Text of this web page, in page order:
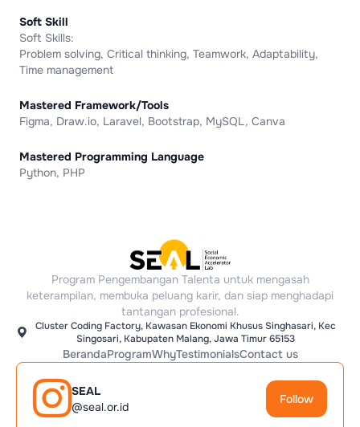
Soft Skill
Soft Skills:
Problem solving, Critical thinking, Teamwork, Adaptability,
Time management
Mastered Framework/Tools
Figma, Draw.io, Laravel, Bootstrap, MySQL, Canva
Mastered Programming Language
Python, PHP
Program Pengembangan Talenta untuk mengasah
keterampilan, membuka peluang karir, dan siap menghadapi
tantangan profesional.
Cluster Coding Factory, Kawasan Ekonomi Khusus Singhasari, Kec
Singosari, Kabupaten Malang, Jawa Timur 65153
BerandaProgramWhyTestimonialsContact us
SEAL
@seal.or.id
Follow